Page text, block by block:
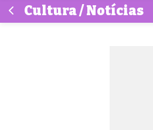
Cultura / Notícias